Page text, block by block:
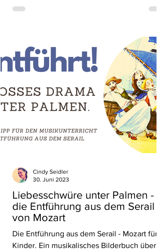
Liebesschwüre unter Palmen -
die Entführung aus dem Serail
von Mozart
Die Entführung aus dem Serail - Mozart für
Kinder. Ein musikalisches Bilderbuch über
Cindy Seidler
30. Juni 2023